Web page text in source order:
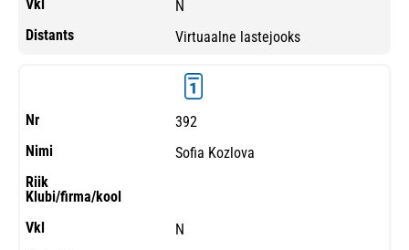
N
Virtuaalne lastejooks
392
Sofia Kozlova
N